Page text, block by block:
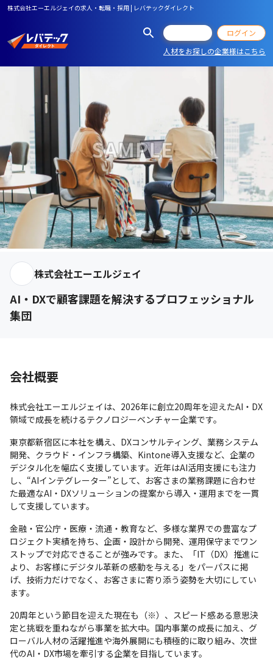
株式会社エーエルジェイの求人・転職・採用 | レバテックダイレクト
ログイン
人材をお探しの企業様はこちら
株式会社エーエルジェイ
AI・DXで顧客課題を解決するプロフェッショナル
集団
会社概要
株式会社エーエルジェイは、2026年に創立20周年を迎えたAI・DX
領域で成長を続けるテクノロジーベンチャー企業です。
東京都新宿区に本社を構え、DXコンサルティング、業務システム
開発、クラウド・インフラ構築、Kintone導入支援など、企業の
デジタル化を幅広く支援しています。近年はAI活用支援にも注力
し、“AIインテグレーター”として、お客さまの業務課題に合わせ
た最適なAI・DXソリューションの提案から導入・運用までを一貫
して支援しています。
金融・官公庁・医療・流通・教育など、多様な業界での豊富なプ
ロジェクト実績を持ち、企画・設計から開発、運用保守までワン
ストップで対応できることが強みです。また、「IT（DX）推進に
より、お客様にデジタル革新の感動を与える」をパーパスに掲
げ、技術力だけでなく、お客さまに寄り添う姿勢を大切にしてい
ます。
20周年という節目を迎えた現在も（※）、スピード感ある意思決
定と挑戦を重ねながら事業を拡大中。国内事業の成長に加え、グ
ローバル人材の活躍推進や海外展開にも積極的に取り組み、次世
代のAI・DX市場を牽引する企業を目指しています。